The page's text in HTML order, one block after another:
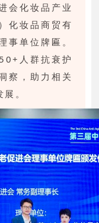
会化妆品产业
化妆品商贸有
事单位牌匾。
人群抗衰护
察，助力相关
。